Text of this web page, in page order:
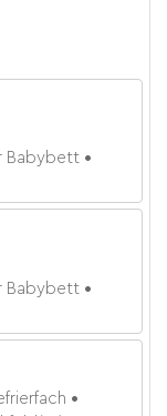
Babybett
Babybett